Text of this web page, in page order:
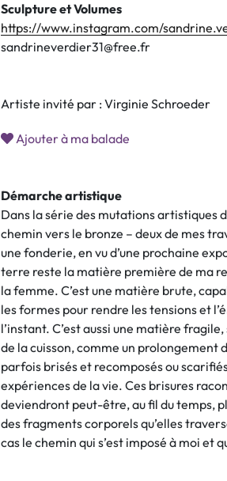
Sculpture et Volumes
https://www.instagram.com/
sandrineverdier31@free.fr
Artiste invité par : Virginie Schroeder
Ajouter à ma balade
Démarche artistique
Dans la série des mutations artistiques
chemin vers le bronze – deux de mes
une fonderie, en vu d’une prochaine
terre reste la matière première de ma
la femme. C’est une matière brute,
les formes pour rendre les tensions et
l’instant. C’est aussi une matière
de la cuisson, comme un prolongement
parfois brisés et recomposés ou
expériences de la vie. Ces brisures
deviendront peut-être, au fil du temps,
des fragments corporels qu’elles
cas le chemin qui s’est imposé à moi et